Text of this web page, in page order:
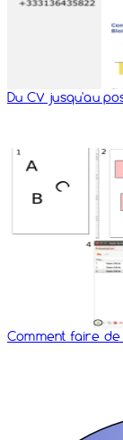
Du CV jusqu'au
Comment faire